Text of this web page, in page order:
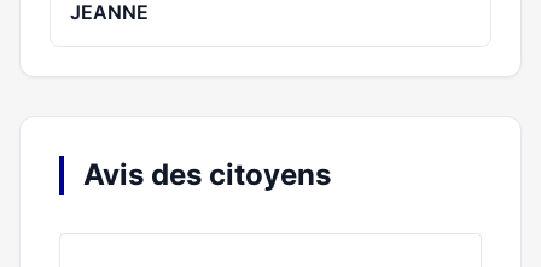
JEANNE
Avis des citoyens